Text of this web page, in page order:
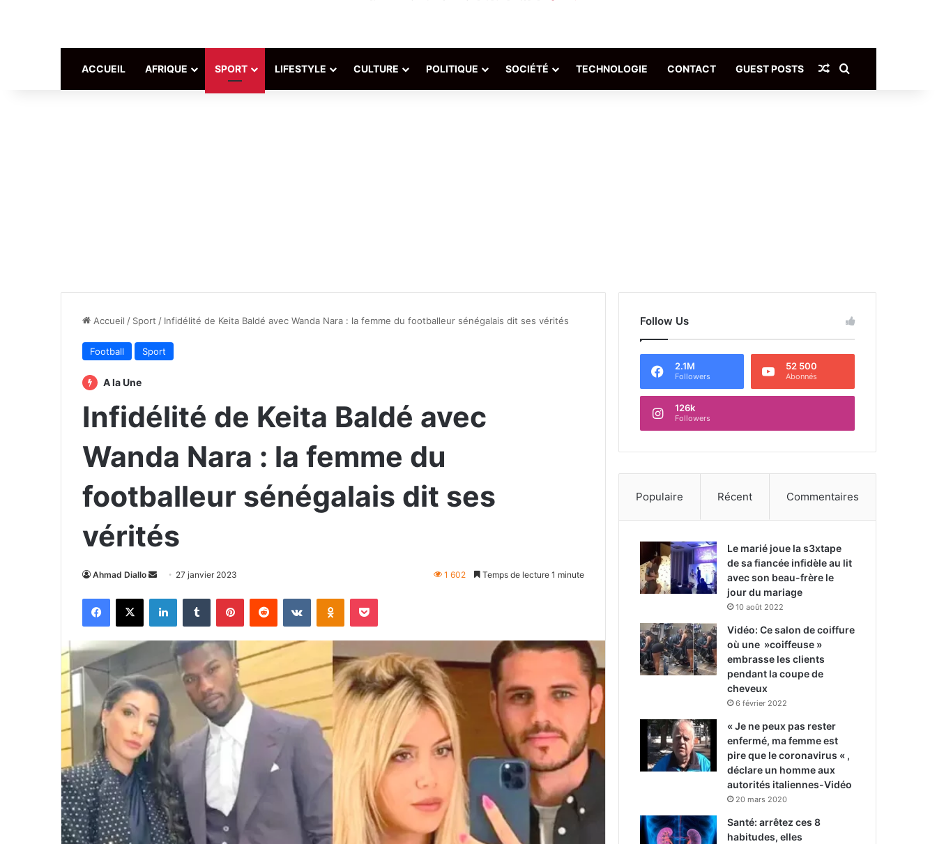
ACCUEIL AFRIQUE SPORT LIFESTYLE CULTURE POLITIQUE SOCIÉTÉ TECHNOLOGIE CONTACT GUEST POSTS Article Aléatoire
Accueil / Sport / Infidélité de Keita Baldé avec Wanda Nara : la femme du footballeur sénégalais dit ses vérités
Football Sport
A la Une
Infidélité de Keita Baldé avec
Wanda Nara : la femme du
footballeur sénégalais dit ses
vérités
Ahmad Diallo
Envoyer
courriel
27 janvier 2023 1 602 Temps de lecture 1 minute
Facebook
X LinkedinTumblr PinterestReddit VKontakteOdnoklassniki
Pocket
Follow Us
2.1M
Followers
52 500
Abonnés
126k
Followers
Populaire Récent Commentaires
Le marié joue la s3xtape
de sa fiancée infidèle au lit
avec son beau-frère le
jour du mariage
10 août 2022
Vidéo: Ce salon de coiffure
où une »coiffeuse »
embrasse les clients
pendant la coupe de
cheveux
6 février 2022
« Je ne peux pas rester
enfermé, ma femme est
pire que le coronavirus « ,
déclare un homme aux
autorités italiennes-Vidéo
20 mars 2020
Santé: arrêtez ces 8
habitudes, elles